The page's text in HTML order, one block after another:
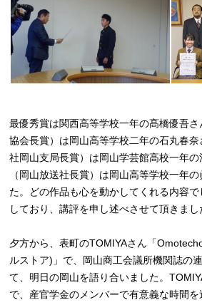
最優秀賞は関西高等学校一年の髙橋優吾
協会長賞）は岡山高等学校二年の石丸春
社岡山支局長賞）は岡山学芸館高校一年
（岡山放送社長賞）は岡山高等学校一年
た。どの作品も心を動かしてくれる内容
しており、講評を申し述べさせて頂きまし
夕方から、表町のTOMIYAさん「
ルストア)」で、岡山商工会議所機関誌の
て、明日の岡山を語り合いました。
で、産官学金のメンバーで有意義な時間を